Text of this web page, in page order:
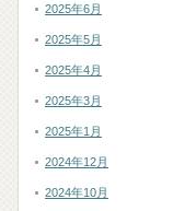
2025年6月
2025年5月
2025年4月
2025年3月
2025年1月
2024年12月
2024年10月